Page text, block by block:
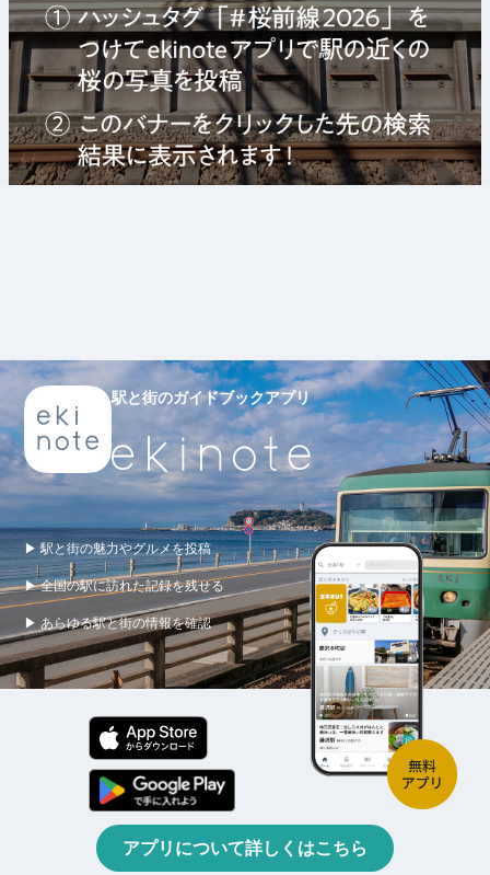
駅と街のガイドブックアプリ
▶ 駅と街の魅力やグルメを投稿
▶ 全国の駅に訪れた記録を残せる
▶ あらゆる駅と街の情報を確認
アプリについて詳しくはこちら